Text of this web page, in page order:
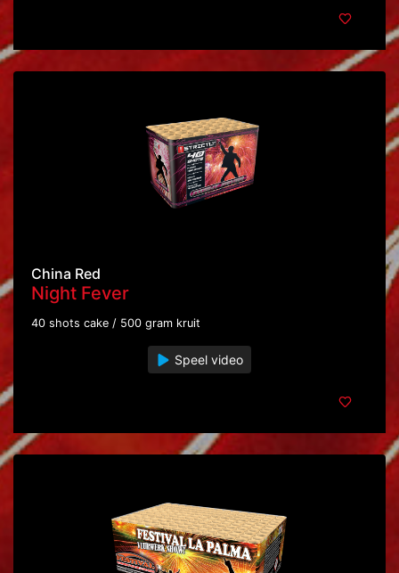
China Red
Night Fever
40 shots cake / 500 gram kruit
Speel video